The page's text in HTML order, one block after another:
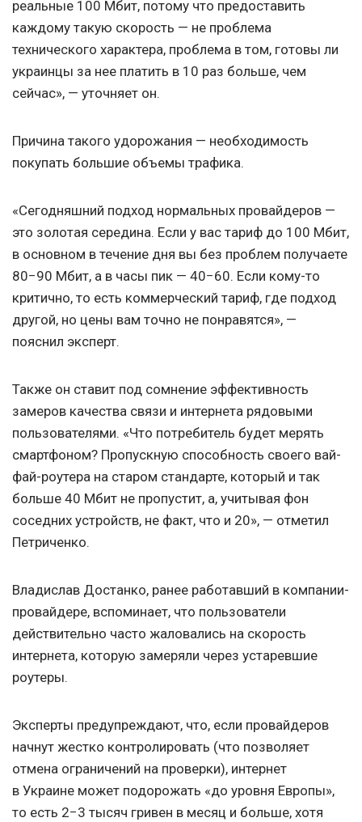
реальные 100 Мбит, потому что предоставить
каждому такую скорость — не проблема
технического характера, проблема в том, готовы ли
украинцы за нее платить в 10 раз больше, чем
сейчас», — уточняет он.
Причина такого удорожания — необходимость
покупать большие объемы трафика.
«Сегодняшний подход нормальных провайдеров —
это золотая середина. Если у вас тариф до 100 Мбит,
в основном в течение дня вы без проблем получаете
80−90 Мбит, а в часы пик — 40−60. Если кому-то
критично, то есть коммерческий тариф, где подход
другой, но цены вам точно не понравятся», —
пояснил эксперт.
Также он ставит под сомнение эффективность
замеров качества связи и интернета рядовыми
пользователями. «Что потребитель будет мерять
смартфоном? Пропускную способность своего вай-
фай-роутера на старом стандарте, который и так
больше 40 Мбит не пропустит, а, учитывая фон
соседних устройств, не факт, что и 20», — отметил
Петриченко.
Владислав Достанко, ранее работавший в компании-
провайдере, вспоминает, что пользователи
действительно часто жаловались на скорость
интернета, которую замеряли через устаревшие
роутеры.
Эксперты предупреждают, что, если провайдеров
начнут жестко контролировать (что позволяет
отмена ограничений на проверки), интернет
в Украине может подорожать «до уровня Европы»,
то есть 2−3 тысяч гривен в месяц и больше, хотя